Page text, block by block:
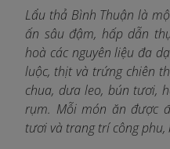
Lẩu thả Bình Thuận là
ấn sâu đậm, hấp dẫn
hoà các nguyên liệu đa
luộc, thịt và trứng chiên
chua, dưa leo, bún tươi,
rụm. Mỗi món ăn được
tươi và trang trí công phu,